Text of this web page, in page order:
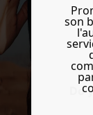
son